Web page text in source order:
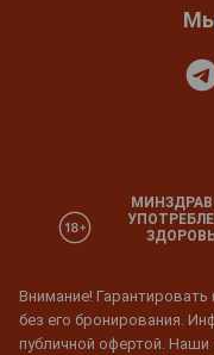
Внимание!
без его бронирования.
публичной офертой.